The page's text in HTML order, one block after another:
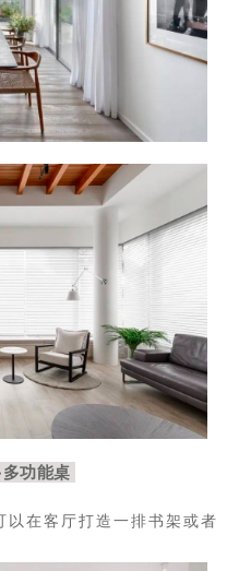
功能桌
以在客厅打造一排书架或者